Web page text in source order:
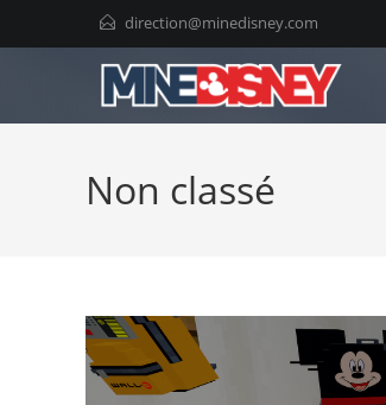
to
direction@minedisney.com
Non classé